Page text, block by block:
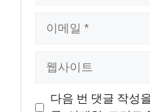
다음 번 댓글 작성